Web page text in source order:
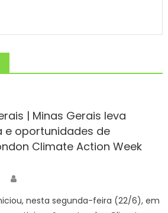
| Minas Gerais leva
e oportunidades de
Climate Action Week
nesta segunda-feira (22/6), em